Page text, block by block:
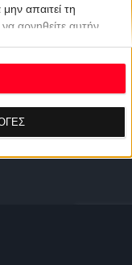
απαιτεί τη
αρνηθείτε αυτήν
στιγμή
κλικ στο